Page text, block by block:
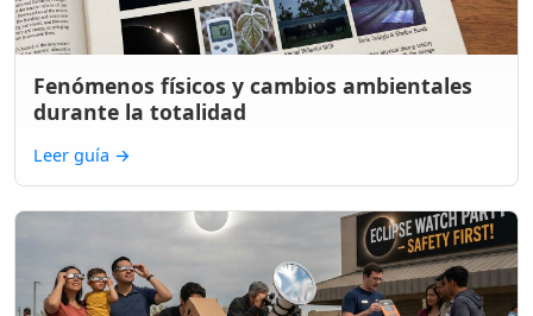
Fenómenos físicos y cambios ambientales
durante la totalidad
Leer guía →